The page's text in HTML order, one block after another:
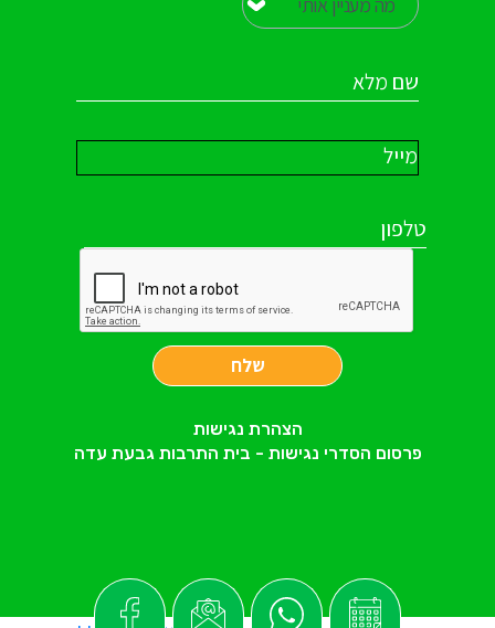
שלח
הצהרת נגישות
פרסום הסדרי נגישות - בית התרבות גבעת עדה